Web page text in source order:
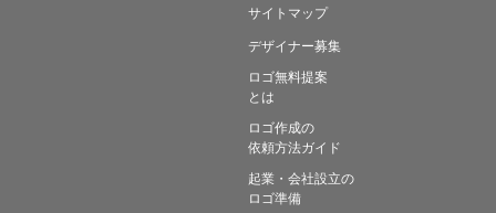
サイトマップ
デザイナー募集
ロゴ無料提案
とは
ロゴ作成の
依頼方法ガイド
起業・会社設立の
ロゴ準備